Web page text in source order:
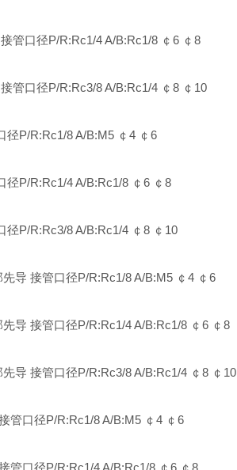
管口径P/R:Rc1/4 A/B:Rc1/8 ￠6 ￠8
管口径P/R:Rc3/8 A/B:Rc1/4 ￠8 ￠10
径P/R:Rc1/8 A/B:M5 ￠4 ￠6
径P/R:Rc1/4 A/B:Rc1/8 ￠6 ￠8
P/R:Rc3/8 A/B:Rc1/4 ￠8 ￠10
导 接管口径P/R:Rc1/8 A/B:M5 ￠4 ￠6
导 接管口径P/R:Rc1/4 A/B:Rc1/8 ￠6 ￠8
导 接管口径P/R:Rc3/8 A/B:Rc1/4 ￠8 ￠10
管口径P/R:Rc1/8 A/B:M5 ￠4 ￠6
管口径P/R:Rc1/4 A/B:Rc1/8 ￠6 ￠8